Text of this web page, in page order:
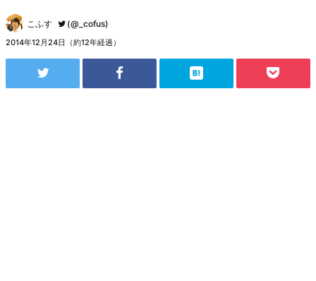
こふす (@_cofus)
2014年12月24日（約12年経過）